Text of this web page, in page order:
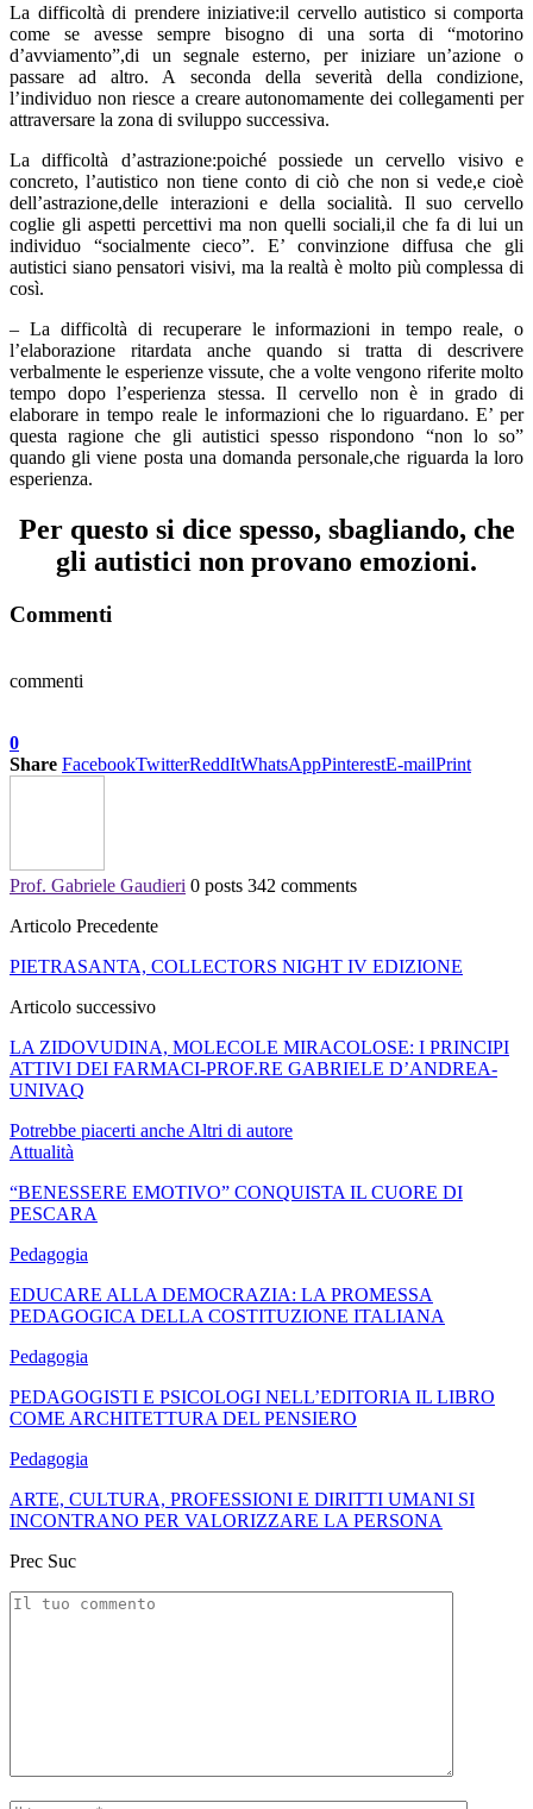
La difficoltà di prendere iniziative:il cervello autistico si comporta
come se avesse sempre bisogno di una sorta di “motorino
d’avviamento”,di un segnale esterno, per iniziare un’azione o
passare ad altro. A seconda della severità della condizione,
l’individuo non riesce a creare autonomamente dei collegamenti per
attraversare la zona di sviluppo successiva.
La difficoltà d’astrazione:poiché possiede un cervello visivo e
concreto, l’autistico non tiene conto di ciò che non si vede,e cioè
dell’astrazione,delle interazioni e della socialità. Il suo cervello
coglie gli aspetti percettivi ma non quelli sociali,il che fa di lui un
individuo “socialmente cieco”. E’ convinzione diffusa che gli
autistici siano pensatori visivi, ma la realtà è molto più complessa di
così.
– La difficoltà di recuperare le informazioni in tempo reale, o
l’elaborazione ritardata anche quando si tratta di descrivere
verbalmente le esperienze vissute, che a volte vengono riferite molto
tempo dopo l’esperienza stessa. Il cervello non è in grado di
elaborare in tempo reale le informazioni che lo riguardano. E’ per
questa ragione che gli autistici spesso rispondono “non lo so”
quando gli viene posta una domanda personale,che riguarda la loro
esperienza.
Per questo si dice spesso, sbagliando, che
gli autistici non provano emozioni.
Commenti
commenti
0
Share FacebookTwitterReddItWhatsAppPinterestE-mailPrint
Prof. Gabriele Gaudieri 0 posts 342 comments
Articolo Precedente
PIETRASANTA, COLLECTORS NIGHT IV EDIZIONE
Articolo successivo
LA ZIDOVUDINA, MOLECOLE MIRACOLOSE: I PRINCIPI
ATTIVI DEI FARMACI-PROF.RE GABRIELE D’ANDREA-
UNIVAQ
Potrebbe piacerti anche Altri di autore
Attualità
“BENESSERE EMOTIVO” CONQUISTA IL CUORE DI
PESCARA
Pedagogia
EDUCARE ALLA DEMOCRAZIA: LA PROMESSA
PEDAGOGICA DELLA COSTITUZIONE ITALIANA
Pedagogia
PEDAGOGISTI E PSICOLOGI NELL’EDITORIA IL LIBRO
COME ARCHITETTURA DEL PENSIERO
Pedagogia
ARTE, CULTURA, PROFESSIONI E DIRITTI UMANI SI
INCONTRANO PER VALORIZZARE LA PERSONA
Prec Suc